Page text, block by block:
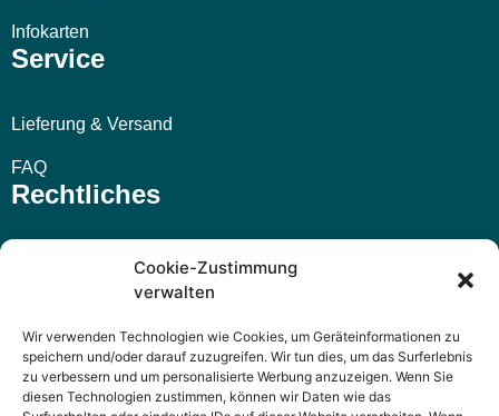
Cookie-Zustimmung
verwalten
Wir verwenden Technologien wie Cookies, um Geräteinformationen zu
speichern und/oder darauf zuzugreifen. Wir tun dies, um das Surferlebnis
zu verbessern und um personalisierte Werbung anzuzeigen. Wenn Sie
diesen Technologien zustimmen, können wir Daten wie das
Infokarten
Service
Lieferung & Versand
FAQ
Rechtliches
Widerrufsbelehrung
Datenschutzerklärung